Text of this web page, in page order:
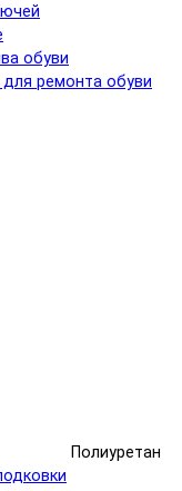
обуви
ремонта обуви
Полиуретан